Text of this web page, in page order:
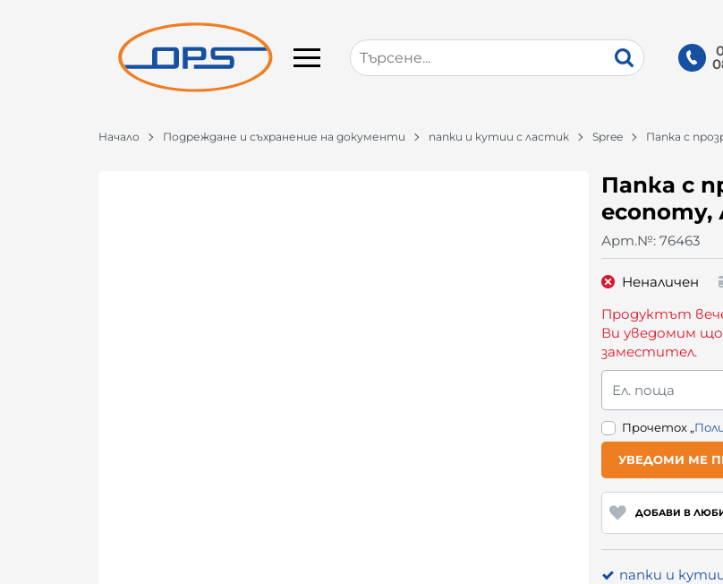
Начало Подреждане и съхранение на документи папки и кутии с ластик Spree Папка с
Папка с
economy,
Арт.№: 76463
Неналичен
Продуктът
Ви уведомим
заместител.
Ел. поща
Прочетох „
УВЕДОМИ МЕ
ДОБАВИ В
папки и